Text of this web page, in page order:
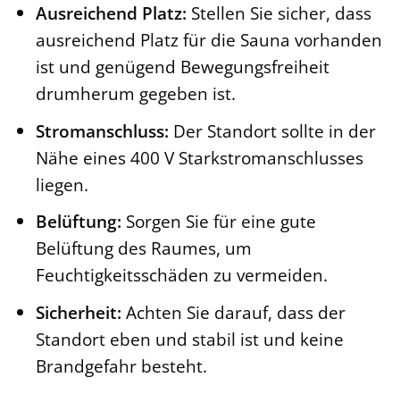
Ausreichend Platz: Stellen Sie sicher, dass
ausreichend Platz für die Sauna vorhanden
ist und genügend Bewegungsfreiheit
drumherum gegeben ist.
Stromanschluss: Der Standort sollte in der
Nähe eines 400 V Starkstromanschlusses
liegen.
Belüftung: Sorgen Sie für eine gute
Belüftung des Raumes, um
Feuchtigkeitsschäden zu vermeiden.
Sicherheit: Achten Sie darauf, dass der
Standort eben und stabil ist und keine
Brandgefahr besteht.